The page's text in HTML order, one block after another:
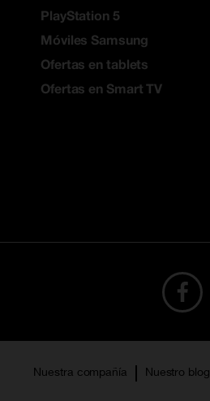
PlayStation 5
Móviles Samsung
Ofertas en tablets
Ofertas en Smart TV
Nuestra compañía Nuestro blog